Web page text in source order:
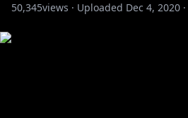
50,345views · Uploaded Dec 4, 2020 ·